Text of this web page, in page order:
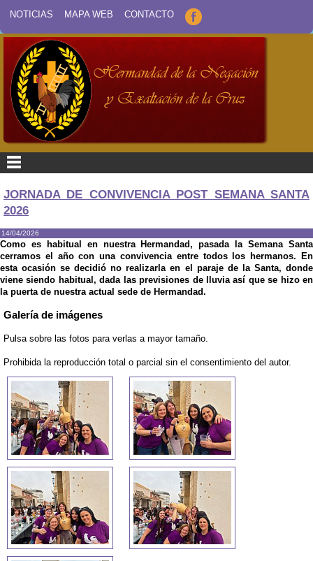
NOTICIAS MAPA WEB CONTACTO
JORNADA DE CONVIVENCIA POST SEMANA SANTA
2026
14/04/2026
Como es habitual en nuestra Hermandad, pasada la Semana Santa
cerramos el año con una convivencia entre todos los hermanos. En
esta ocasión se decidió no realizarla en el paraje de la Santa, donde
viene siendo habitual, dada las previsiones de lluvia así que se hizo en
la puerta de nuestra actual sede de Hermandad.
Galería de imágenes
Pulsa sobre las fotos para verlas a mayor tamaño.
Prohibida la reproducción total o parcial sin el consentimiento del autor.